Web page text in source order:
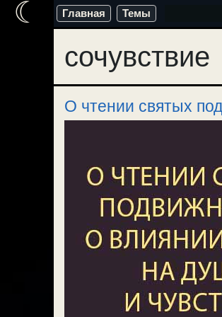
Перейти
содержимому
Главная Темы
сочувствие
О чтении святых
☾